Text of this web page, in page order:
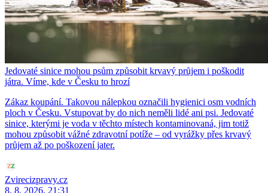
Jedovaté sinice mohou psům způsobit krvavý průjem i poškodit
játra. Víme, kde v Česku to hrozí
Zákaz koupání. Takovou nálepkou označili hygienici osm vodních
ploch v Česku. Vstupovat by do nich neměli lidé ani psi. Jedovaté
sinice, kterými je voda v těchto místech kontaminovaná, jim totiž
mohou způsobit vážné zdravotní potíže – od vyrážky přes krvavý
průjem až po poškození jater.
Zvirecizpravy.cz
8. 8. 2026, 21:31